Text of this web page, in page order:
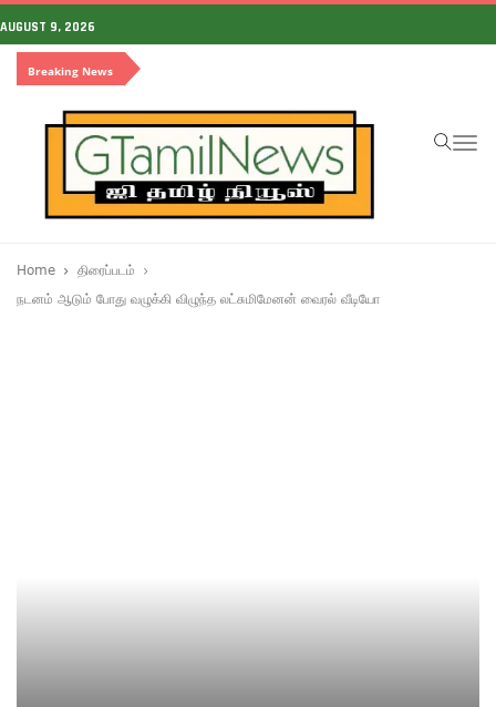
AUGUST 9, 2026
Breaking News
Home
திரைப்படம்
நடனம் ஆடும் போது வழுக்கி விழுந்த லட்சுமிமேனன் வைரல் வீடியோ